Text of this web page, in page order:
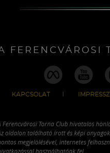
FERENCVÁROSI
KAPCSOLAT
Ferencvárosi Torna Club hivatalos
oldalon található írott és képi
megjelölésével, internetes
használhatóak fel.